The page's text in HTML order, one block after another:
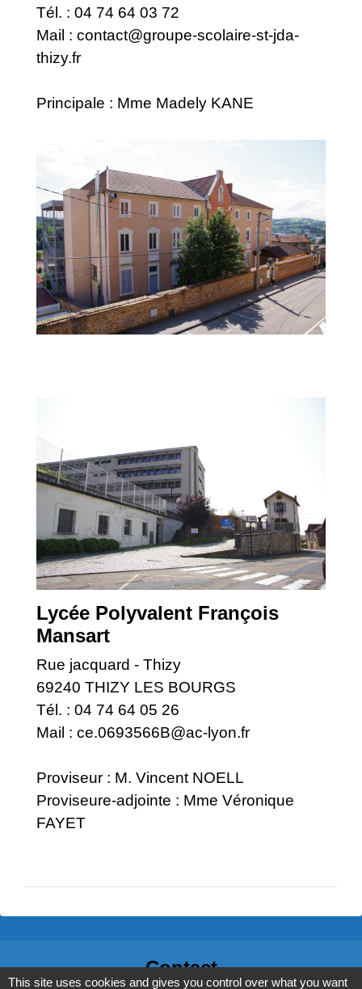
Tél. : 04 74 64 03 72
Mail : contact@groupe-scolaire-st-jda-
thizy.fr
Principale : Mme Madely KANE
Lycée Polyvalent François
Mansart
Rue jacquard - Thizy
69240 THIZY LES BOURGS
Tél. : 04 74 64 05 26
Mail : ce.0693566B@ac-lyon.fr
Proviseur : M. Vincent NOELL
Proviseure-adjointe : Mme Véronique
FAYET
Contact
This site uses cookies and gives you control over what you want